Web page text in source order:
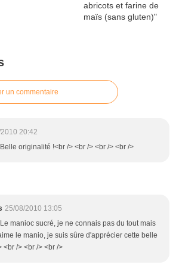
un commentaire
20:42
originalité !<br /> <br /> <br /> <br />
25/08/2010 13:05
manioc sucré, je ne connais pas du tout mais
le manio, je suis sûre d'apprécier cette belle
<br /> <br /> <br />